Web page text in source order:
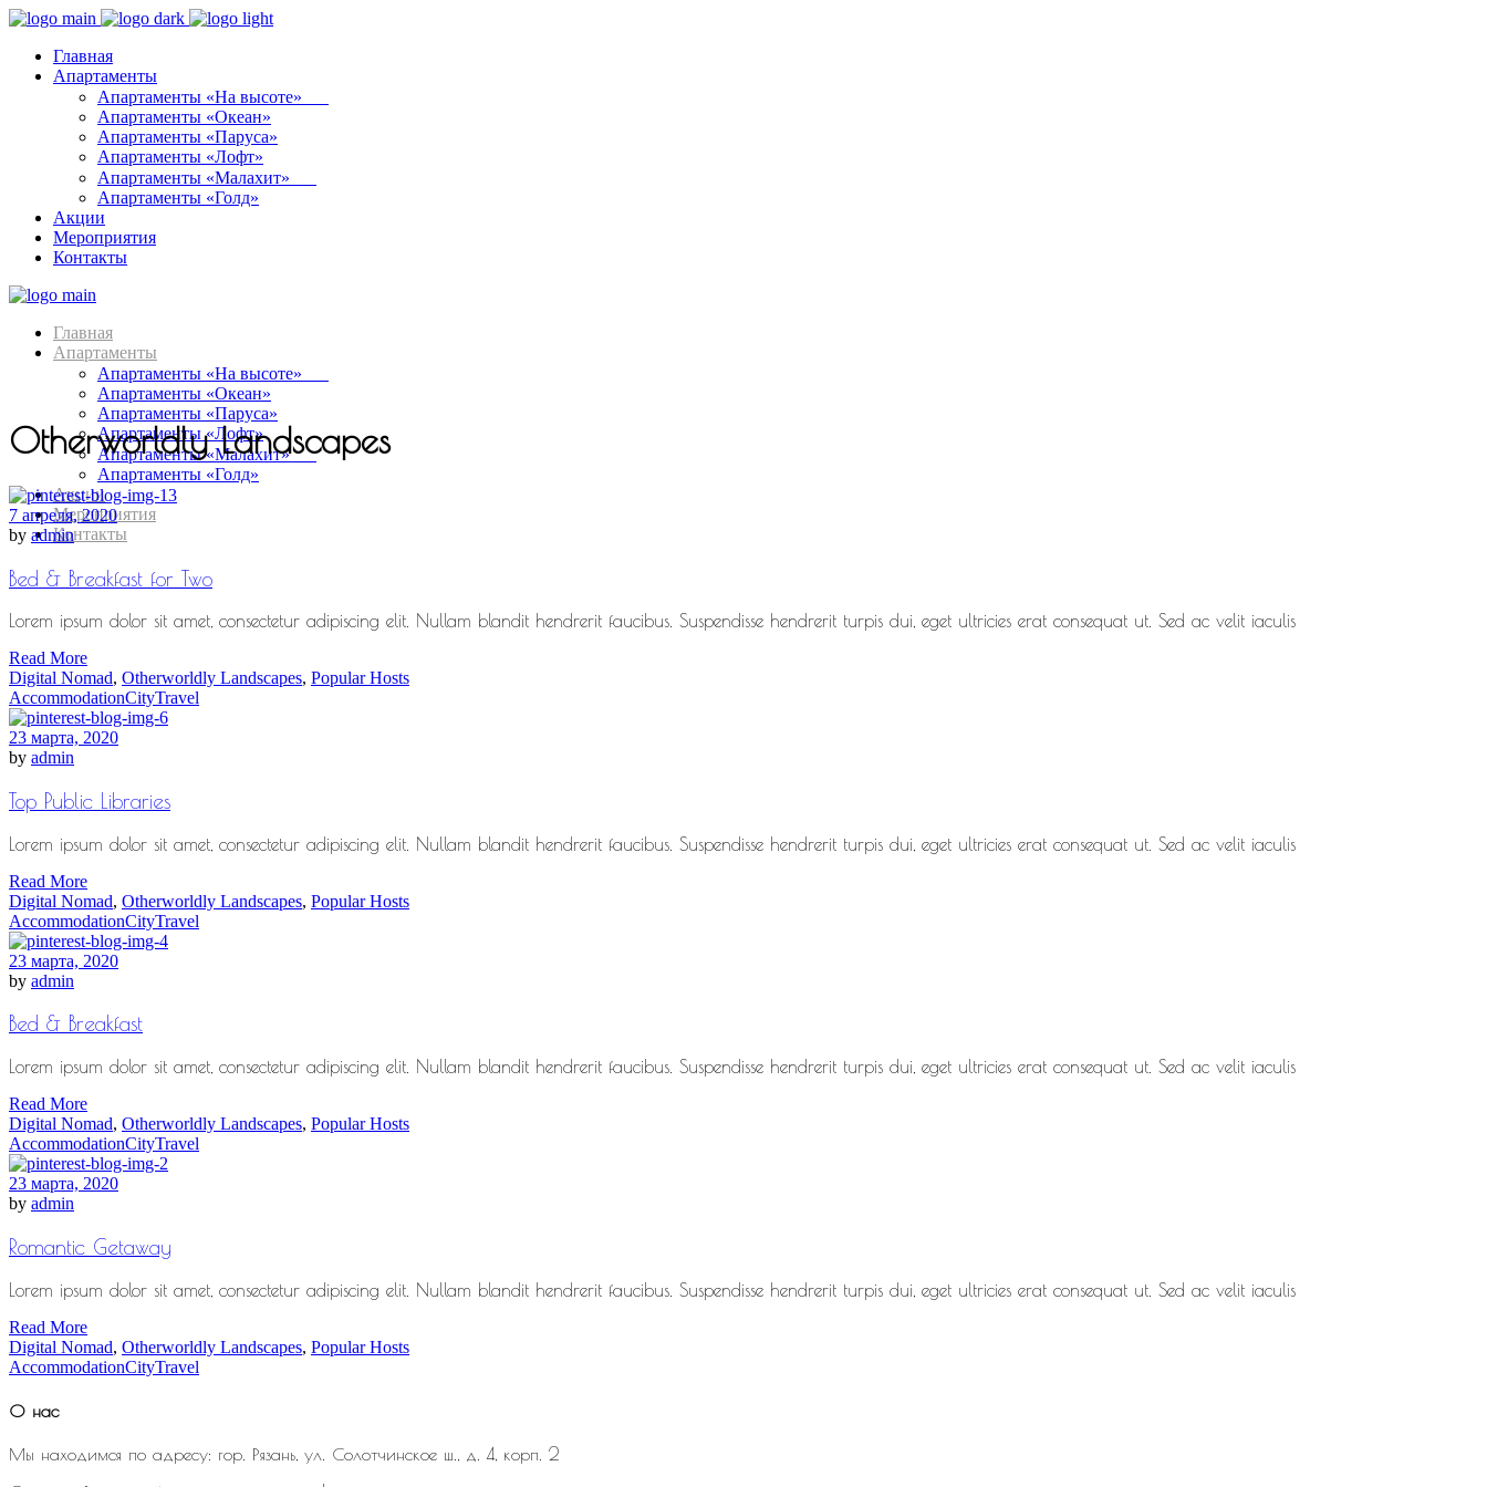
Главная
Апартаменты
Апартаменты «На высоте»⠀⠀
Апартаменты «Океан»
Апартаменты «Паруса»
Апартаменты «Лофт»
Апартаменты «Малахит»⠀⠀
Апартаменты «Голд»
Акции
Мероприятия
Контакты
Главная
Апартаменты
Апартаменты «На высоте»⠀⠀
Апартаменты «Океан»
Апартаменты «Паруса»
Апартаменты «Лофт»
Апартаменты «Малахит»⠀⠀
Апартаменты «Голд»
Акции
Мероприятия
Контакты
Otherworldly Landscapes
7 апреля, 2020
by admin
Bed & Breakfast for Two
Lorem ipsum dolor sit amet, consectetur adipiscing elit. Nullam blandit hendrerit faucibus. Suspendisse hendrerit turpis dui, eget ultricies erat consequat ut. Sed ac velit iaculis
Read More
Digital Nomad, Otherworldly Landscapes, Popular Hosts
AccommodationCityTravel
23 марта, 2020
by admin
Top Public Libraries
Lorem ipsum dolor sit amet, consectetur adipiscing elit. Nullam blandit hendrerit faucibus. Suspendisse hendrerit turpis dui, eget ultricies erat consequat ut. Sed ac velit iaculis
Read More
Digital Nomad, Otherworldly Landscapes, Popular Hosts
AccommodationCityTravel
23 марта, 2020
by admin
Bed & Breakfast
Lorem ipsum dolor sit amet, consectetur adipiscing elit. Nullam blandit hendrerit faucibus. Suspendisse hendrerit turpis dui, eget ultricies erat consequat ut. Sed ac velit iaculis
Read More
Digital Nomad, Otherworldly Landscapes, Popular Hosts
AccommodationCityTravel
23 марта, 2020
by admin
Romantic Getaway
Lorem ipsum dolor sit amet, consectetur adipiscing elit. Nullam blandit hendrerit faucibus. Suspendisse hendrerit turpis dui, eget ultricies erat consequat ut. Sed ac velit iaculis
Read More
Digital Nomad, Otherworldly Landscapes, Popular Hosts
AccommodationCityTravel
О нас
Мы находимся по адресу: гор. Рязань, ул. Солотчинское ш., д. 4, корп. 2